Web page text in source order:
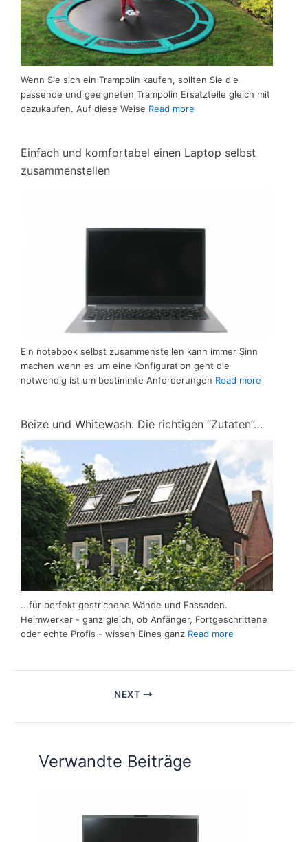
Wenn Sie sich ein Trampolin kaufen, sollten Sie die
passende und geeigneten Trampolin Ersatzteile gleich mit
dazukaufen. Auf diese Weise Read more
Einfach und komfortabel einen Laptop selbst
zusammenstellen
Ein notebook selbst zusammenstellen kann immer Sinn
machen wenn es um eine Konfiguration geht die
notwendig ist um bestimmte Anforderungen Read more
Beize und Whitewash: Die richtigen “Zutaten”…
...für perfekt gestrichene Wände und Fassaden.
Heimwerker - ganz gleich, ob Anfänger, Fortgeschrittene
oder echte Profis - wissen Eines ganz Read more
NEXT
Verwandte Beiträge